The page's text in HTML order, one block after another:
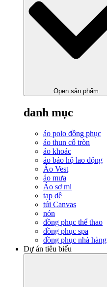
Open sản phẩm
danh mục
áo polo đồng phục
áo thun cổ tròn
áo khoác
áo bảo hộ lao động
Áo Vest
áo mưa
Áo sơ mi
tạp dề
túi Canvas
nón
đồng phục thể thao
đồng phục spa
đồng phục nhà hàng
Dự án tiêu biểu